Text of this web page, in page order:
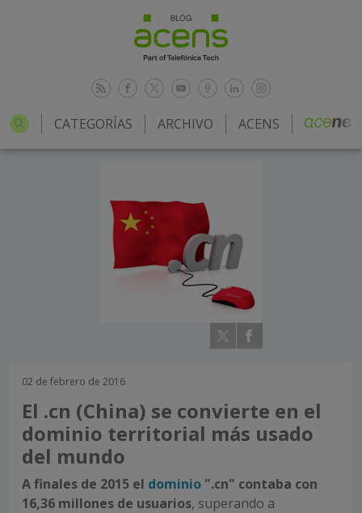
CATEGORÍAS ARCHIVO ACENS
02 de febrero de 2016
El .cn (China) se convierte en el
dominio territorial más usado
del mundo
A finales de 2015 el dominio ".cn" contaba con
16,36 millones de usuarios, superando a